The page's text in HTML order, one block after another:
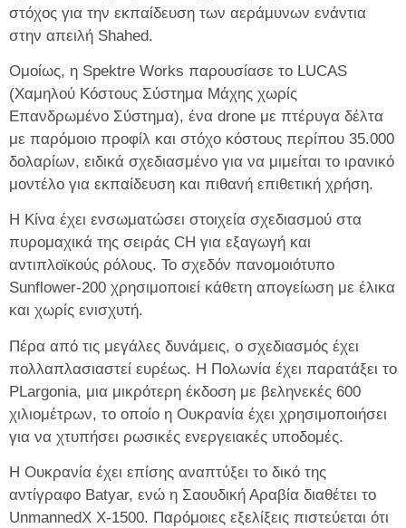
στόχος για την εκπαίδευση των αεράμυνων ενάντια
στην απειλή Shahed.
Ομοίως, η Spektre Works παρουσίασε το LUCAS
(Χαμηλού Κόστους Σύστημα Μάχης χωρίς
Επανδρωμένο Σύστημα), ένα drone με πτέρυγα δέλτα
με παρόμοιο προφίλ και στόχο κόστους περίπου 35.000
δολαρίων, ειδικά σχεδιασμένο για να μιμείται το ιρανικό
μοντέλο για εκπαίδευση και πιθανή επιθετική χρήση.
Η Κίνα έχει ενσωματώσει στοιχεία σχεδιασμού στα
πυρομαχικά της σειράς CH για εξαγωγή και
αντιπλοϊκούς ρόλους. Το σχεδόν πανομοιότυπο
Sunflower‑200 χρησιμοποιεί κάθετη απογείωση με έλικα
και χωρίς ενισχυτή.
Πέρα από τις μεγάλες δυνάμεις, ο σχεδιασμός έχει
πολλαπλασιαστεί ευρέως. Η Πολωνία έχει παρατάξει το
PLargonia, μια μικρότερη έκδοση με βεληνεκές 600
χιλιομέτρων, το οποίο η Ουκρανία έχει χρησιμοποιήσει
για να χτυπήσει ρωσικές ενεργειακές υποδομές.
Η Ουκρανία έχει επίσης αναπτύξει το δικό της
αντίγραφο Batyar, ενώ η Σαουδική Αραβία διαθέτει το
UnmannedX X‑1500. Παρόμοιες εξελίξεις πιστεύεται ότι